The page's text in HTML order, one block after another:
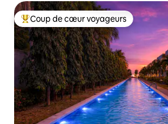
Coups de cœur voyageurs les plus
Coup de cœur voyageurs